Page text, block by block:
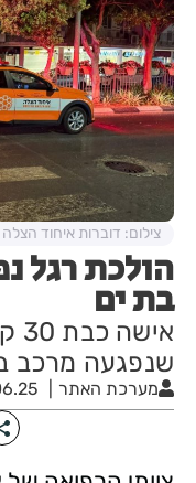
הולכת רגל
בת ים
שנפגעה מרכב
מערכת האתר | 05:10
צילום: דוברות איחוד הצלה